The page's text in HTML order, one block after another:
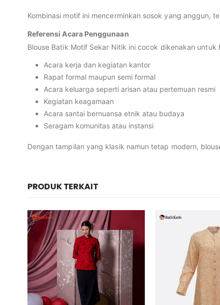
Kombinasi motif ini mencerminkan sosok yang anggun,
Referensi Acara Penggunaan
Blouse Batik Motif Sekar Nitik ini cocok dikenakan
Acara kerja dan kegiatan kantor
Rapat formal maupun semi formal
Acara keluarga seperti arisan atau pertemuan resmi
Kegiatan keagamaan
Acara santai bernuansa etnik atau budaya
Seragam komunitas atau instansi
Dengan tampilan yang klasik namun tetap modern,
PRODUK TERKAIT